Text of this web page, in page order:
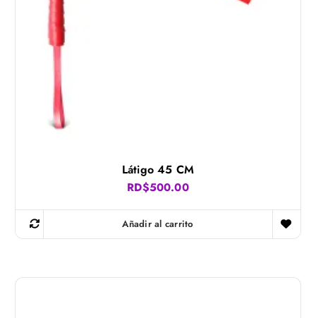
Látigo 45 CM
RD$500.00
Añadir al carrito